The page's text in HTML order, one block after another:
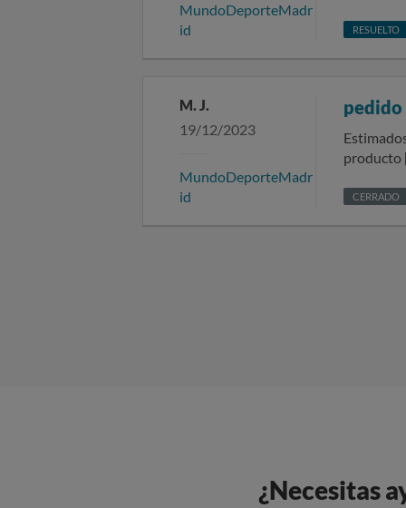
MundoDeporteMadr
id
me
RESUELTO
M. J.
19/12/2023
MundoDeporteMadr
id
producto […chándal Rea
la
de
CERRADO
¿Necesitas